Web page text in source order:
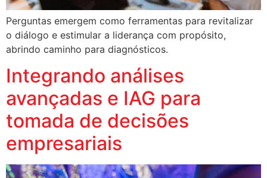
Perguntas emergem como ferramentas para revitalizar
o diálogo e estimular a liderança com propósito,
abrindo caminho para diagnósticos.
Integrando análises
avançadas e IAG para
tomada de decisões
empresariais